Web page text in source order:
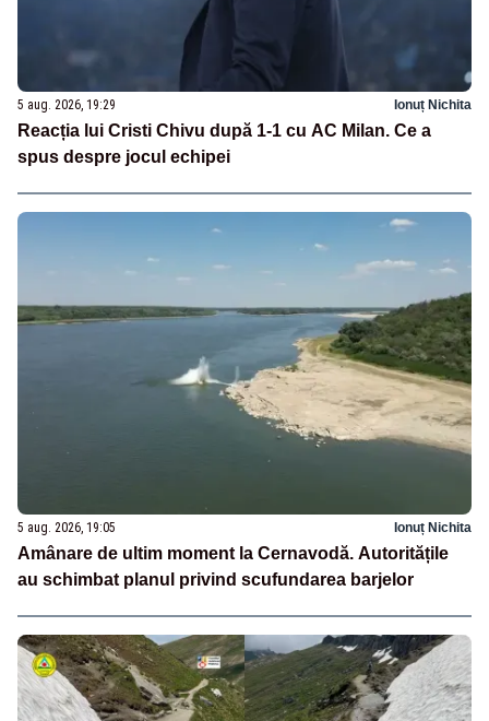
5 aug. 2026, 19:29 Ionuț Nichita
Reacția lui Cristi Chivu după 1-1 cu AC Milan. Ce a
spus despre jocul echipei
5 aug. 2026, 19:05 Ionuț Nichita
Amânare de ultim moment la Cernavodă. Autoritățile
au schimbat planul privind scufundarea barjelor